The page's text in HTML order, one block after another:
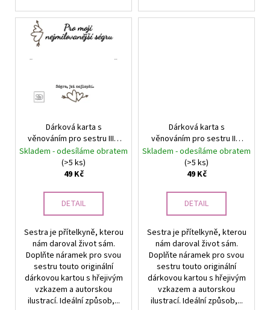
Dárková karta s
věnováním pro sestru III –
Symbol našeho pouta |
Srdcem darované
Skladem - odesíláme obratem
(>5 ks)
49 Kč
DETAIL
Sestra je přítelkyně, kterou
nám daroval život sám.
Doplňte náramek pro svou
sestru touto originální
dárkovou kartou s hřejivým
vzkazem a autorskou
ilustrací. Ideální způsob,...
Dárková karta s
věnováním pro sestru II –
Symbol našeho pouta |
Srdcem darované
Skladem - odesíláme obratem
(>5 ks)
49 Kč
DETAIL
Sestra je přítelkyně, kterou
nám daroval život sám.
Doplňte náramek pro svou
sestru touto originální
dárkovou kartou s hřejivým
vzkazem a autorskou
ilustrací. Ideální způsob,...